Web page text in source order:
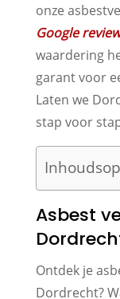
onze
Google
waardering
garant voor
Laten we
stap voor
Asbest
Ontdek je
Dordrecht?